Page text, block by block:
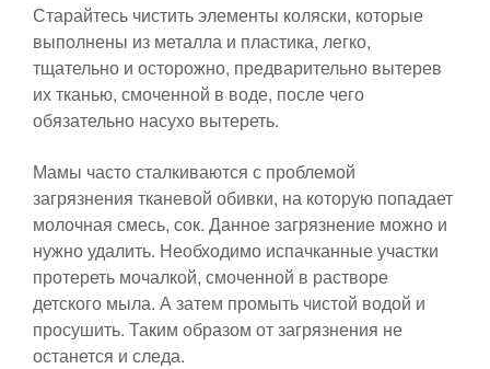
Старайтесь чистить элементы коляски, которые
выполнены из металла и пластика, легко,
тщательно и осторожно, предварительно вытерев
их тканью, смоченной в воде, после чего
обязательно насухо вытереть.
Мамы часто сталкиваются с проблемой
загрязнения тканевой обивки, на которую попадает
молочная смесь, сок. Данное загрязнение можно и
нужно удалить. Необходимо испачканные участки
протереть мочалкой, смоченной в растворе
детского мыла. А затем промыть чистой водой и
просушить. Таким образом от загрязнения не
останется и следа.